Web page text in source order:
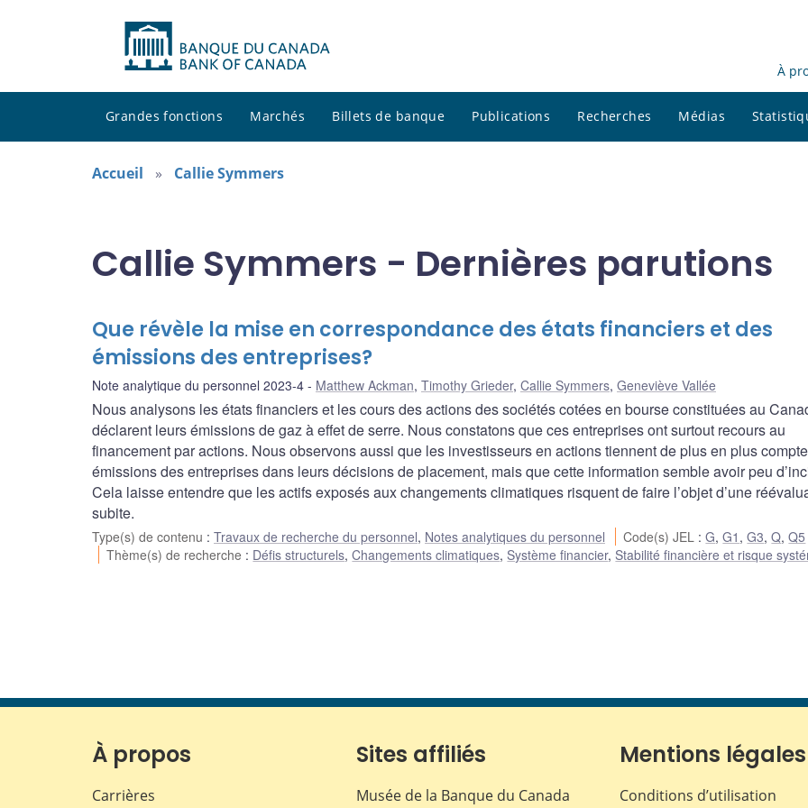
À
Grandes fonctions Marchés Billets de banque Publications Recherches Médias
Accueil Callie Symmers
Callie Symmers - Dernières parutions
Que révèle la mise en correspondance des états financiers et des
émissions des entreprises?
Note analytique du personnel 2023-4 Matthew Ackman, Timothy Grieder, Callie Symmers, Geneviève Vallée
Nous analysons les états financiers et les cours des actions des sociétés cotées en bourse constituées au
déclarent leurs émissions de gaz à effet de serre. Nous constatons que ces entreprises ont surtout recours au
financement par actions. Nous observons aussi que les investisseurs en actions tiennent de plus en plus
émissions des entreprises dans leurs décisions de placement, mais que cette information semble avoir peu
Cela laisse entendre que les actifs exposés aux changements climatiques risquent de faire l’objet d’une
subite.
Type(s) de contenu : Travaux de recherche du personnel, Notes analytiques du personnel Code(s) JEL :G,G1 ,G3,Q,Q5
Thème(s) de recherche : Défis structurels,Changements climatiques, Système financier, Stabilité financière et risque
À propos
Carrières
Sites affiliés
Musée de la Banque du Canada
Mentions légales
Conditions d’utilisation